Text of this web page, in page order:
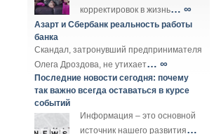
корректировок в жизнь… ∞
Азарт и Сбербанк реальность работы
банка
Скандал, затронувший предпринимателя
Олега Дроздова, не утихает… ∞
Последние новости сегодня: почему
так важно всегда оставаться в курсе
событий
Информация – это основной
источник нашего развития…